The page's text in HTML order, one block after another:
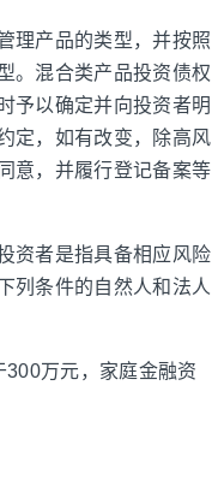
理产品的类型，并按照
。混合类产品投资债权
予以确定并向投资者明
定，如有改变，除高风
意，并履行登记备案等
资者是指具备相应风险
列条件的自然人和法人
300万元，家庭金融资